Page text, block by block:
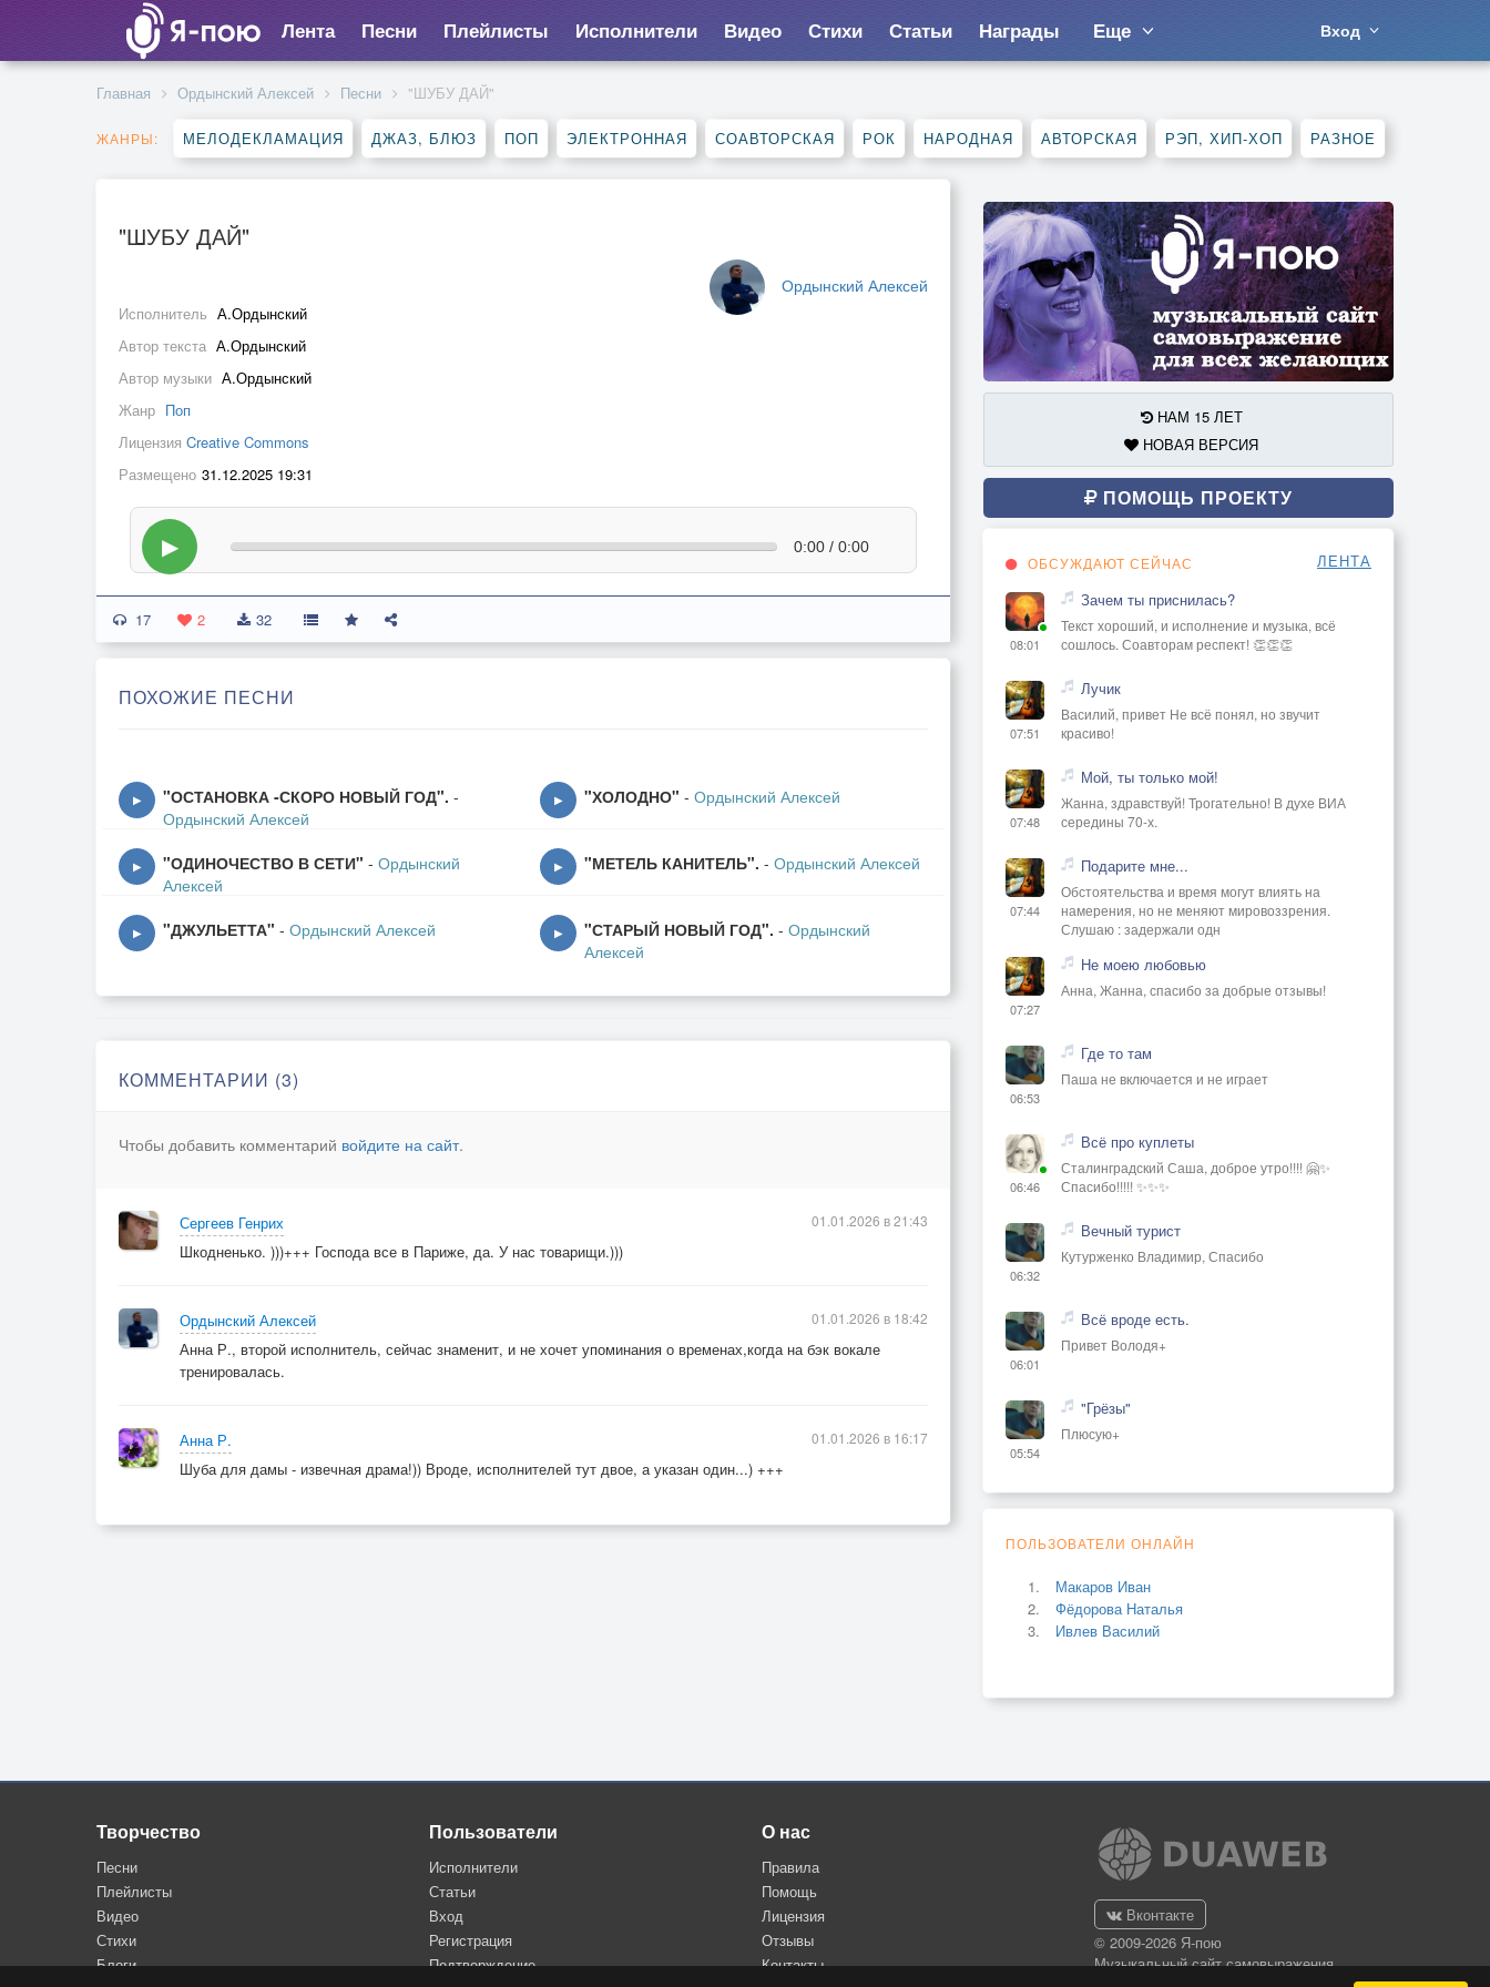
Лента Песни Плейлисты Исполнители Видео Стихи Статьи Награды Еще Вход
Главная Ордынский Алексей Песни "ШУБУ ДАЙ"
ЖАНРЫ: МЕЛОДЕКЛАМАЦИЯ ДЖАЗ, БЛЮЗ ПОП ЭЛЕКТРОННАЯ СОАВТОРСКАЯ РОК НАРОДНАЯ АВТОРСКАЯ РЭП, ХИП-ХОП РАЗНОЕ
"ШУБУ ДАЙ"
Ордынский Алексей
Исполнитель А.Ордынский
Автор текста А.Ордынский
Автор музыки А.Ордынский
Жанр Поп
Лицензия Creative Commons
Размещено 31.12.2025 19:31
▶ 0:00 / 0:00
17 2 32
ПОХОЖИЕ ПЕСНИ
▶ "ОСТАНОВКА -СКОРО НОВЫЙ ГОД". -
Ордынский Алексей
▶ "ХОЛОДНО" - Ордынский Алексей
▶ "ОДИНОЧЕСТВО В СЕТИ" - Ордынский
Алексей
▶ "МЕТЕЛЬ КАНИТЕЛЬ". - Ордынский Алексей
▶ "ДЖУЛЬЕТТА" - Ордынский Алексей ▶ "СТАРЫЙ НОВЫЙ ГОД". - Ордынский
Алексей
КОММЕНТАРИИ (3)
Чтобы добавить комментарий войдите на сайт.
Сергеев Генрих
Шкодненько. )))+++ Господа все в Париже, да. У нас товарищи.)))
01.01.2026 в 21:43
Ордынский Алексей
Анна Р., второй исполнитель, сейчас знаменит, и не хочет упоминания о временах,когда на бэк вокале
тренировалась.
01.01.2026 в 18:42
Анна Р.
Шуба для дамы - извечная драма!)) Вроде, исполнителей тут двое, а указан один...) +++
01.01.2026 в 16:17
НАМ 15 ЛЕТ
НОВАЯ ВЕРСИЯ
ПОМОЩЬ ПРОЕКТУ
ОБСУЖДАЮТ СЕЙЧАС ЛЕНТА
08:01
Зачем ты приснилась?
Текст хороший, и исполнение и музыка, всё
сошлось. Соавторам респект! 👏👏👏
07:51
Лучик
Василий, привет Не всё понял, но звучит
красиво!
07:48
Мой, ты только мой!
Жанна, здравствуй! Трогательно! В духе ВИА
середины 70-х.
07:44
Подарите мне...
Обстоятельства и время могут влиять на
намерения, но не меняют мировоззрения.
Слушаю : задержали одн
07:27
Не моею любовью
Анна, Жанна, спасибо за добрые отзывы!
06:53
Где то там
Паша не включается и не играет
06:46
Всё про куплеты
Сталинградский Саша, доброе утро!!!! 🤗✨
Спасибо!!!!! ✨✨✨
06:32
Вечный турист
Кутурженко Владимир, Спасибо
06:01
Всё вроде есть.
Привет Володя+
05:54
"Грёзы"
Плюсую+
ПОЛЬЗОВАТЕЛИ ОНЛАЙН
Макаров Иван
Фёдорова Наталья
Ивлев Василий
Творчество
Песни
Плейлисты
Видео
Стихи
Блоги
Пользователи
Исполнители
Статьи
Вход
Регистрация
Подтверждение
О нас
Правила
Помощь
Лицензия
Отзывы
Контакты
Вконтакте
© 2009-2026 Я-пою
Музыкальный сайт самовыражения